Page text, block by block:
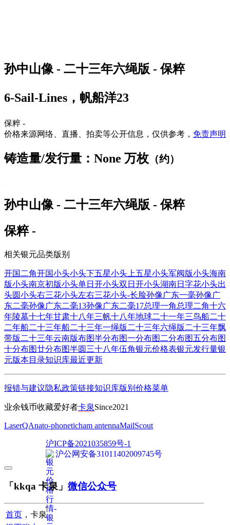
孙中山像 - 二十三年六绳版 - 保粹
6-Sail-Lines，帆船洋23
保粹 -
价格来源网络、直播、拍卖等公开信息，仅供参考， 免责声明
铸造量/发行量：None 万枚 （约）
孙中山像 - 二十三年六绳版 - 保粹
保粹 -
相关银元品类版别
开国二角开国小头小头下五星小头上五星小头军阀版小头海南
版小头南京初版小头单日开小头双日开小头湖南日字花小头出
头圆小头右三花小头左右三花小头-长脸孙像广东一毫孙像广
东二毫孙像广东二毫13孙像广东二毫17总理一角总理二角十六
年陵墓十七年甘肃十八年三帆十八年地球二十一年三鸟船二十
二年船二十三年船二十三年一绳版 二十三年六绳版 二十三年飘
带版 二十三年云南版布图半分布图一分布图二分布图五分布图
十分布图廿分布图半圆 三十八年伍角银元价格表银元发行量银
元版本目录知识库最近更新
报错与建议隐私政策链接知识库版别 价格菜单
业余钱币收藏爱好者卡泉Since2021
LaserQAnato-phoneticham antennaMailScout
沪ICP备2021035859号-1
沪公网安备31011402009745号
「kkqa 卡泉」 微信公众号
首页 ，卡泉